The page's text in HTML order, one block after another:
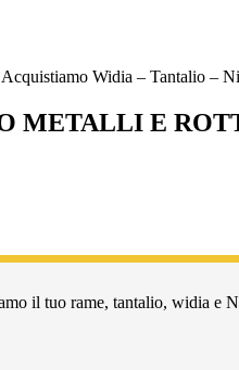
Widia – Tantalio –
METALLI E
il tuo rame, tantalio, widia e